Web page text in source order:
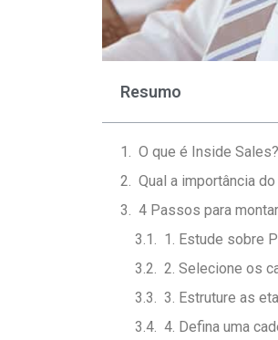
Resumo
O que é Inside Sales?
Qual a importância
4 Passos para
1. Estude sobre
2. Selecione os
3. Estruture as
4. Defina uma